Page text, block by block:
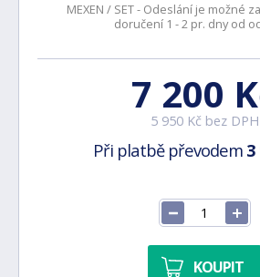
MEXEN / SET - Odeslání je možné
doručení 1 - 2 pr. dny od
7 200
5 950 Kč bez DPH
Při platbě převodem 3
KOUPIT